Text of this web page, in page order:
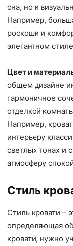
сна, но и
Например,
роскоши и
элегантном
Цвет и
общем дизайне
гармоничное
отделкой
Например,
интерьеру
светлых тонах и
атмосферу
Стиль
Стиль кровати –
определяющая
кровати, нужно